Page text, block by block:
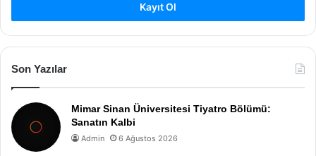
Kayıt Ol
Son Yazılar
Mimar Sinan Üniversitesi Tiyatro Bölümü:
Sanatın Kalbi
Admin 6 Ağustos 2026